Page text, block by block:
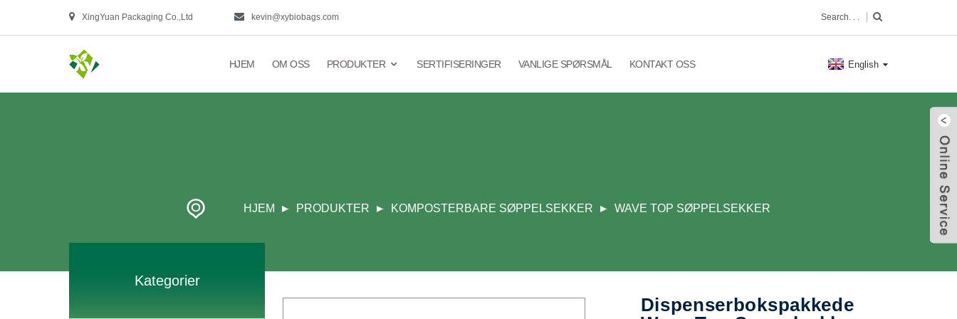
XingYuan Packaging Co.,Ltd kevin@xybiobags.com
HJEM OM OSS PRODUKTER SERTIFISERINGER VANLIGE SPØRSMÅL KONTAKT OSS English
HJEM PRODUKTER KOMPOSTERBARE SØPPELSEKKER WAVE TOP SØPPELSEKKER
Kategorier
Dispenserbokspakkede